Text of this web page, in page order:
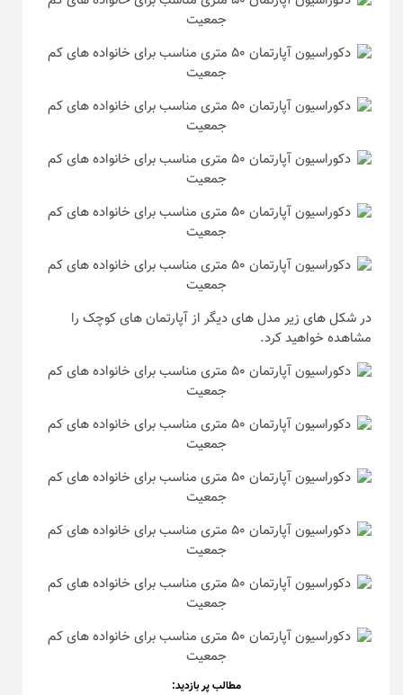
در شکل های زیر مدل های دیگر از آپارتمان های کوچک را
مشاهده خواهید کرد.
مطالب پر بازدید: